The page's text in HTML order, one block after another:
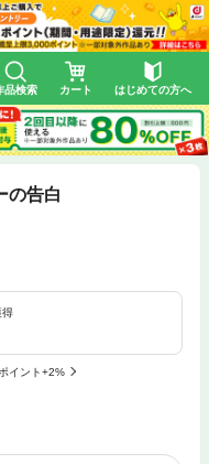
品検索 カート はじめての方へ
の告白
得
イント+2%